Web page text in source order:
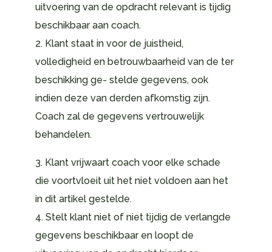
uitvoering van de opdracht relevant is tijdig
beschikbaar aan coach.
2. Klant staat in voor de juistheid,
volledigheid en betrouwbaarheid van de ter
beschikking ge- stelde gegevens, ook
indien deze van derden afkomstig zijn.
Coach zal de gegevens vertrouwelijk
behandelen.
3. Klant vrijwaart coach voor elke schade
die voortvloeit uit het niet voldoen aan het
in dit artikel gestelde.
4. Stelt klant niet of niet tijdig de verlangde
gegevens beschikbaar en loopt de